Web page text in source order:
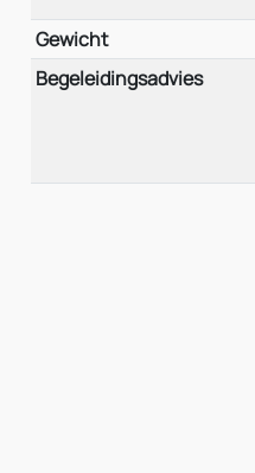
Gewicht
Begeleidingsadvies